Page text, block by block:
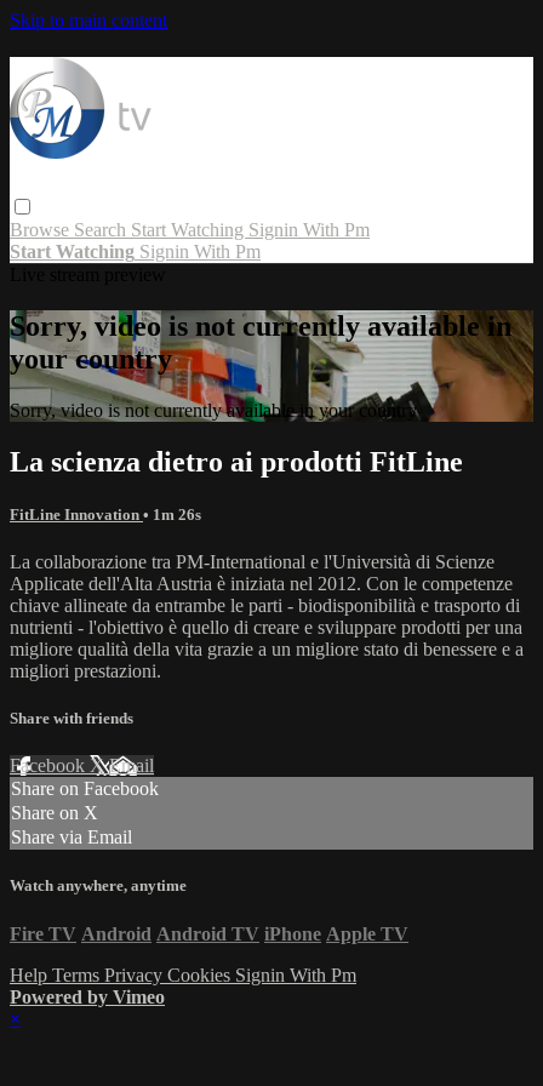
Skip to main content
Browse Search Start Watching Signin With Pm
Start Watching Signin With Pm
Sorry, video is not currently available in
your country
Sorry, video is not currently available in your country
La scienza dietro ai prodotti FitLine
FitLine Innovation • 1m 26s
La collaborazione tra PM-International e l'Università di Scienze
Applicate dell'Alta Austria è iniziata nel 2012. Con le competenze
chiave allineate da entrambe le parti - biodisponibilità e trasporto di
nutrienti - l'obiettivo è quello di creare e sviluppare prodotti per una
migliore qualità della vita grazie a un migliore stato di benessere e a
migliori prestazioni.
Share with friends
Facebook XEmail
Share on Facebook
Share on X
Share via Email
Watch anywhere, anytime
Fire TV Android Android TV iPhone Apple TV
Help Terms Privacy Cookies Signin With Pm
Powered by Vimeo
×